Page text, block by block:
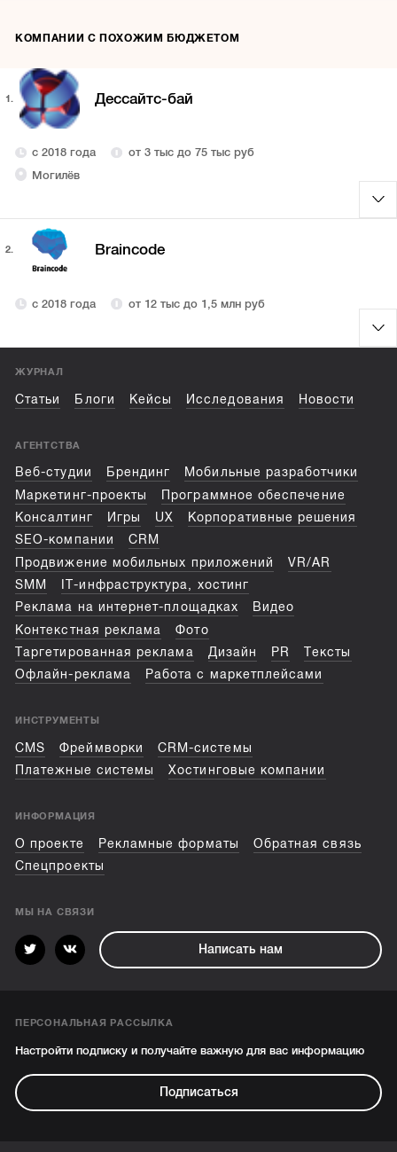
КОМПАНИИ С ПОХОЖИМ БЮДЖЕТОМ
1. Дессайтс-бай
с 2018 года
от 3 тыс до 75 тыс руб
Могилёв
2. Braincode
с 2018 года от 12 тыс до 1,5 млн руб
ЖУРНАЛ
Статьи Блоги Кейсы Исследования Новости
АГЕНТСТВА
Веб-студии Брендинг
Мобильные разработчики
Маркетинг-проекты
Программное обеспечение
Консалтинг
Игры UX
Корпоративные решения
SEO-компании
CRM
Продвижение мобильных приложений
VR/AR
SMM
IT-инфраструктура, хостинг
Реклама на интернет-площадках
Видео
Контекстная реклама
Фото
Таргетированная реклама
Дизайн PR
Тексты
Офлайн-реклама
Работа с маркетплейсами
ИНСТРУМЕНТЫ
CMS Фреймворки
CRM-системы
Платежные системы
Хостинговые компании
ИНФОРМАЦИЯ
О проекте Рекламные форматы
Обратная связь
Спецпроекты
МЫ НА СВЯЗИ
Написать нам
ПЕРСОНАЛЬНАЯ РАССЫЛКА
Настройти подписку и получайте важную для вас информацию
Подписаться